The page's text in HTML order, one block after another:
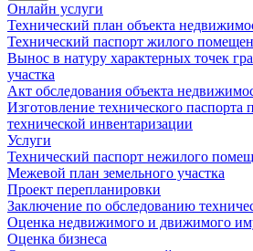
Онлайн услуги
Технический план объекта
Технический паспорт жилого
Вынос в натуру характерных точек
участка
Акт обследования объекта
Изготовление технического
технической инвентаризации
Услуги
Технический паспорт нежилого
Межевой план земельного участка
Проект перепланировки
Заключение по обследованию
Оценка недвижимого и движимого
Оценка бизнеса